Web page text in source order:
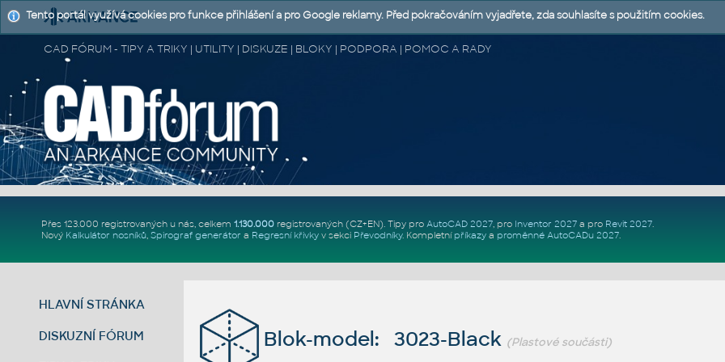
CAD FÓRUM - TIPY A TRIKY | UTILITY | DISKUZE | BLOKY | PODPORA | POMOC A RADY
Přes 123.000 registrovaných u nás, celkem 1.130.000registrovaných (CZ+EN). Tipy pro AutoCAD 2027, pro Inventor 2027a pro Revit 2027.
Nový Kalkulátor nosníků, Spirograf generátor a Regresní křivkyv sekci Převodníky. Kompletní příkazya proměnné AutoCADu 2027.
HLAVNÍ STRÁNKA
DISKUZNÍ FÓRUM Blok-model: 3023-Black (Plastové součásti)
Tento portál využívá cookies pro funkce přihlášení a pro Google reklamy. Před pokračováním vyjadřete, zda souhlasíte s použitím cookies.